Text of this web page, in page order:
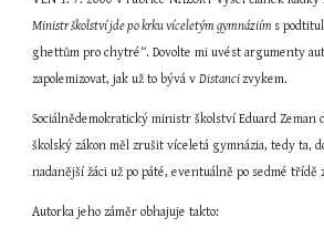
Ministr školství jde po krku víceletým gymnáziím s
ghettům pro chytré“. Dovolte mi uvést argumenty
zapolemizovat, jak už to bývá v Distanci zvykem.
Sociálnědemokratický ministr školství Eduard Zeman
školský zákon měl zrušit víceletá gymnázia, tedy ta,
nadanější žáci už po páté, eventuálně po sedmé třídě
Autorka jeho záměr obhajuje takto: